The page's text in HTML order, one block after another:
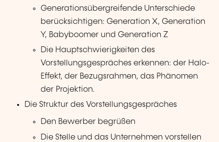
Generationsübergreifende Unterschiede
berücksichtigen: Generation X, Generation
Y, Babyboomer und Generation Z
Die Hauptschwierigkeiten des
Vorstellungsgespräches erkennen: der Halo-
Effekt, der Bezugsrahmen, das Phänomen
der Projektion.
Die Struktur des Vorstellungsgespräches
Den Bewerber begrüßen
Die Stelle und das Unternehmen vorstellen